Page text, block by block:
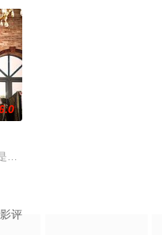
孩子和谁见面了，又发生了什
食与料理节目泛滥的时代，2026
该台Happy Sunday的长寿环节
评